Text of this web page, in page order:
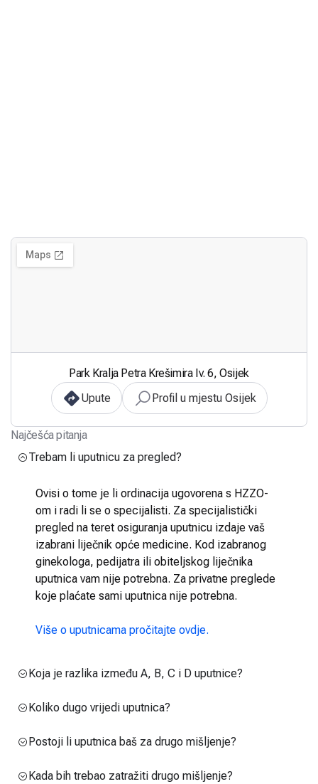
Park Kralja Petra Krešimira Iv. 6, Osijek
Upute
Profil u mjestu Osijek
Najčešća pitanja
Trebam li uputnicu za pregled?
Ovisi o tome je li ordinacija ugovorena s HZZO-
om i radi li se o specijalisti. Za specijalistički
pregled na teret osiguranja uputnicu izdaje vaš
izabrani liječnik opće medicine. Kod izabranog
ginekologa, pedijatra ili obiteljskog liječnika
uputnica vam nije potrebna. Za privatne preglede
koje plaćate sami uputnica nije potrebna.
Više o uputnicama pročitajte ovdje.
Koja je razlika između A, B, C i D uputnice?
Koliko dugo vrijedi uputnica?
Postoji li uputnica baš za drugo mišljenje?
Kada bih trebao zatražiti drugo mišljenje?